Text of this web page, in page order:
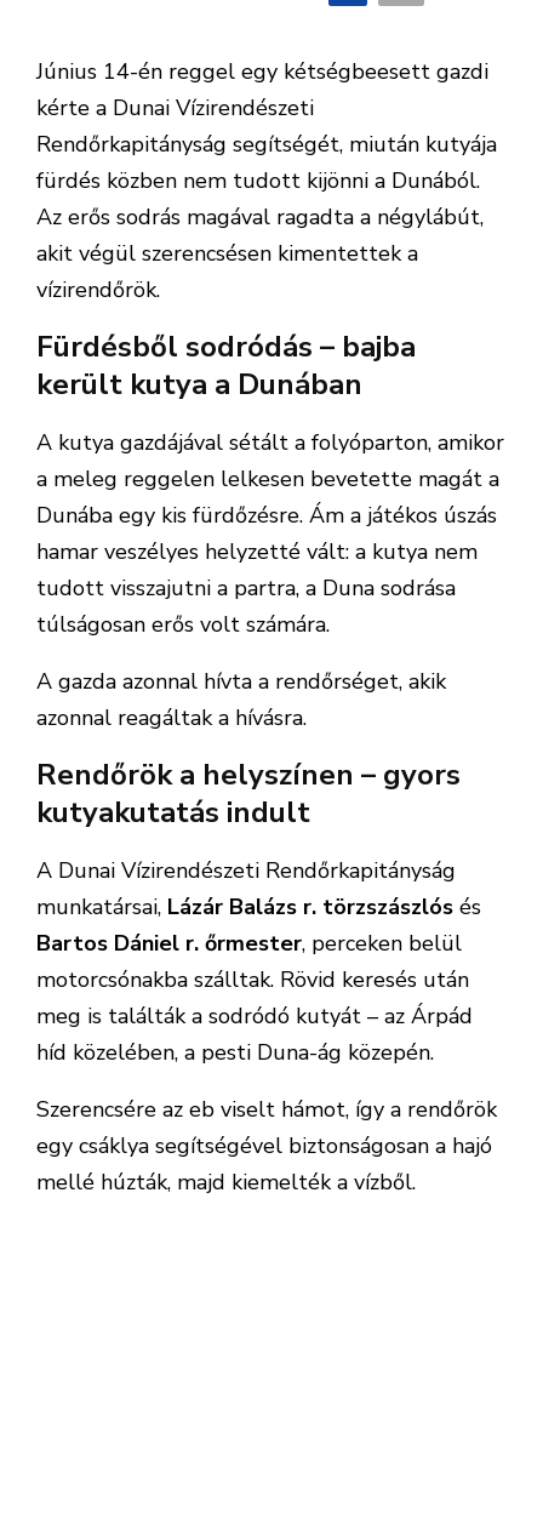
Június 14-én reggel egy kétségbeesett gazdi
kérte a Dunai Vízirendészeti
Rendőrkapitányság segítségét, miután kutyája
fürdés közben nem tudott kijönni a Dunából.
Az erős sodrás magával ragadta a négylábút,
akit végül szerencsésen kimentettek a
vízirendőrök.
Fürdésből sodródás – bajba
került kutya a Dunában
A kutya gazdájával sétált a folyóparton, amikor
a meleg reggelen lelkesen bevetette magát a
Dunába egy kis fürdőzésre. Ám a játékos úszás
hamar veszélyes helyzetté vált: a kutya nem
tudott visszajutni a partra, a Duna sodrása
túlságosan erős volt számára.
A gazda azonnal hívta a rendőrséget, akik
azonnal reagáltak a hívásra.
Rendőrök a helyszínen – gyors
kutyakutatás indult
A Dunai Vízirendészeti Rendőrkapitányság
munkatársai, Lázár Balázs r. törzszászlós és
Bartos Dániel r. őrmester, perceken belül
motorcsónakba szálltak. Rövid keresés után
meg is találták a sodródó kutyát – az Árpád
híd közelében, a pesti Duna-ág közepén.
Szerencsére az eb viselt hámot, így a rendőrök
egy csáklya segítségével biztonságosan a hajó
mellé húzták, majd kiemelték a vízből.